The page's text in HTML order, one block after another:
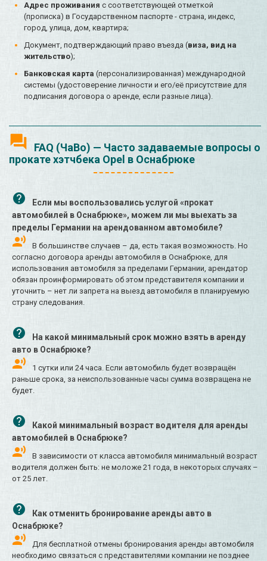
Адрес проживания с соответствующей отметкой
(прописка) в Государственном паспорте - страна, индекс,
город, улица, дом, квартира;
Документ, подтверждающий право въезда (виза, вид на
жительство);
Банковская карта (персонализированная) международной
системы (удостоверение личности и его/её присутствие для
подписания договора о аренде, если разные лица).
FAQ (ЧаВо) — Часто задаваемые вопросы о
прокате хэтчбека Opel в Оснабрюке
Если мы воспользовались услугой «прокат
автомобилей в Оснабрюке», можем ли мы выехать за
пределы Германии на арендованном автомобиле?
В большинстве случаев – да, есть такая возможность. Но
согласно договора аренды автомобиля в Оснабрюке, для
использования автомобиля за пределами Германии, арендатор
обязан проинформировать об этом представителя компании и
уточнить – нет ли запрета на выезд автомобиля в планируемую
страну следования.
На какой минимальный срок можно взять в аренду
авто в Оснабрюке?
1 сутки или 24 часа. Если автомобиль будет возвращён
раньше срока, за неиспользованные часы сумма возвращена не
будет.
Какой минимальный возраст водителя для аренды
автомобилей в Оснабрюке?
В зависимости от класса автомобиля минимальный возраст
водителя должен быть: не моложе 21 года, в некоторых случаях –
от 25 лет.
Как отменить бронирование аренды авто в
Оснабрюке?
Для бесплатной отмены бронирования аренды автомобиля
необходимо связаться с представителями компании не позднее